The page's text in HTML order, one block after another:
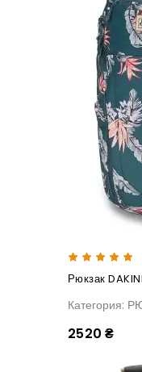
Рюкзак
Категория:
2520 ₴